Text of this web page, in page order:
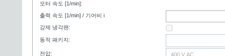
모터 속도 [1/min]:
출력 속도 [1/min] / 기어비 i
강제 냉각팬:
동적 패키지:
전압: